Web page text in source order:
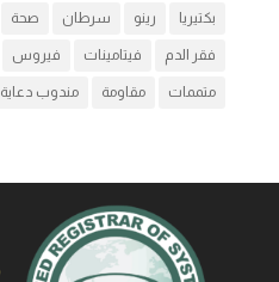
بكتيريا رينو سرطان صحة
فقر الدم فيتامينات فيروس
متممات مقاومة مندوب دعاية